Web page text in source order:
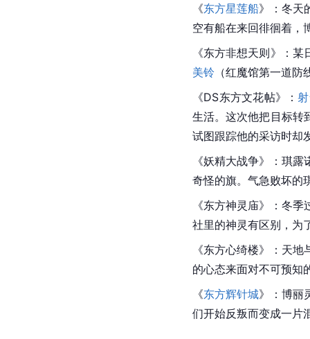
《东方星莲船》：冬天
空有船在来回徘徊着，
《东方非想天则》：某
美铃 （红魔馆第一道
《DS东方文花帖》：
生活。这次他把目标转
试图跟踪他的采访时却
《妖精大战争》： 琪露
奇怪的旗。气急败坏的
《东方神灵庙》：冬季
社里的神灵有区别，为
《东方心绮楼》：天
的心态来面对不可预知
《东方辉针城》： 博丽
们开始反叛而变成一片